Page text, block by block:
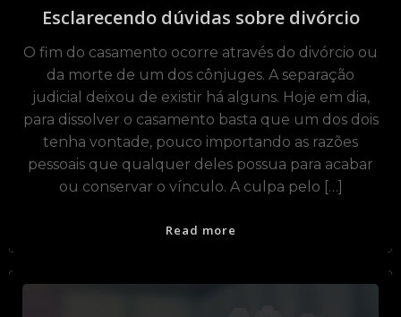
Esclarecendo dúvidas sobre divórcio
O fim do casamento ocorre através do divórcio ou
da morte de um dos cônjuges. A separação
judicial deixou de existir há alguns. Hoje em dia,
para dissolver o casamento basta que um dos dois
tenha vontade, pouco importando as razões
pessoais que qualquer deles possua para acabar
ou conservar o vínculo. A culpa pelo […]
Read more